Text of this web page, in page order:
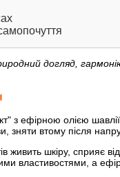
догляд,
з ефірною олією
зняти втому після
живить шкіру, сприяє
властивостями, а